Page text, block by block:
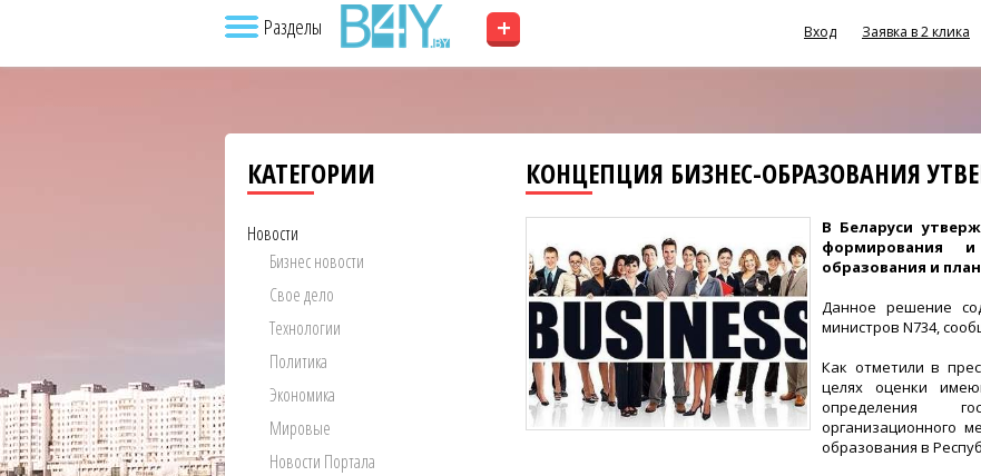
Разделы + Вход Заявка в 2 клика
КАТЕГОРИИ
Новости
Бизнес новости
Свое дело
Технологии
Политика
Экономика
Мировые
Новости Портала
КОНЦЕПЦИЯ БИЗНЕС-ОБРАЗОВАНИЯ
В Беларуси
формирования
образования и
Данное решение
министров N734,
Как отметили в
целях оценки
определения
организационного
образования в